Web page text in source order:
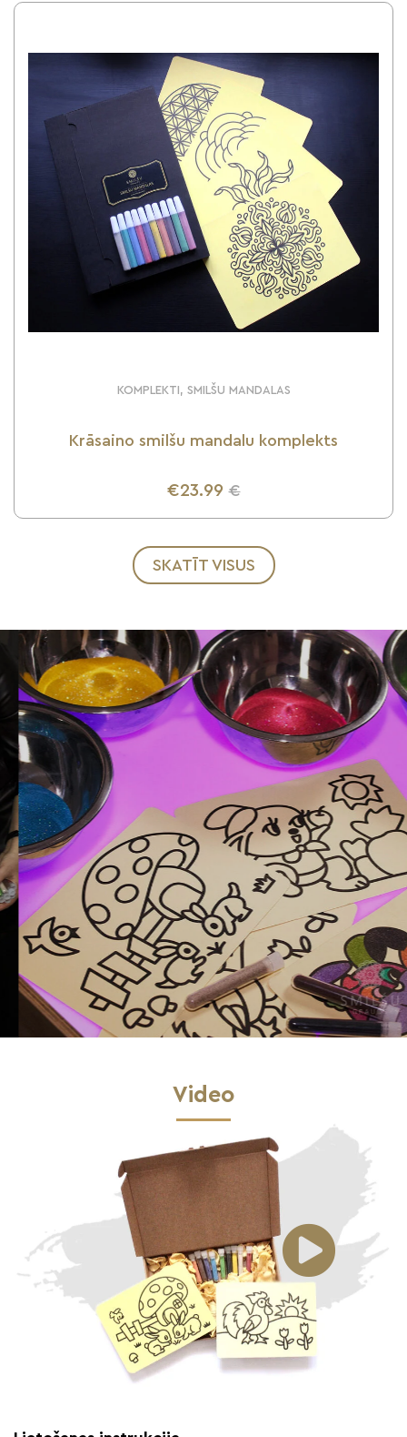
KOMPLEKTI, SMILŠU MANDALAS
Krāsaino smilšu mandalu komplekts
€23.99 €
UZZINI VAIRĀK
SKATĪT VISUS
Video